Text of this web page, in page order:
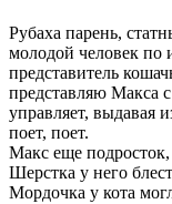
Рубаха парень,
молодой человек
представитель
представляю Макса
управляет, выдавая
поет, поет.
Макс еще
Шерстка у него
Мордочка у кота